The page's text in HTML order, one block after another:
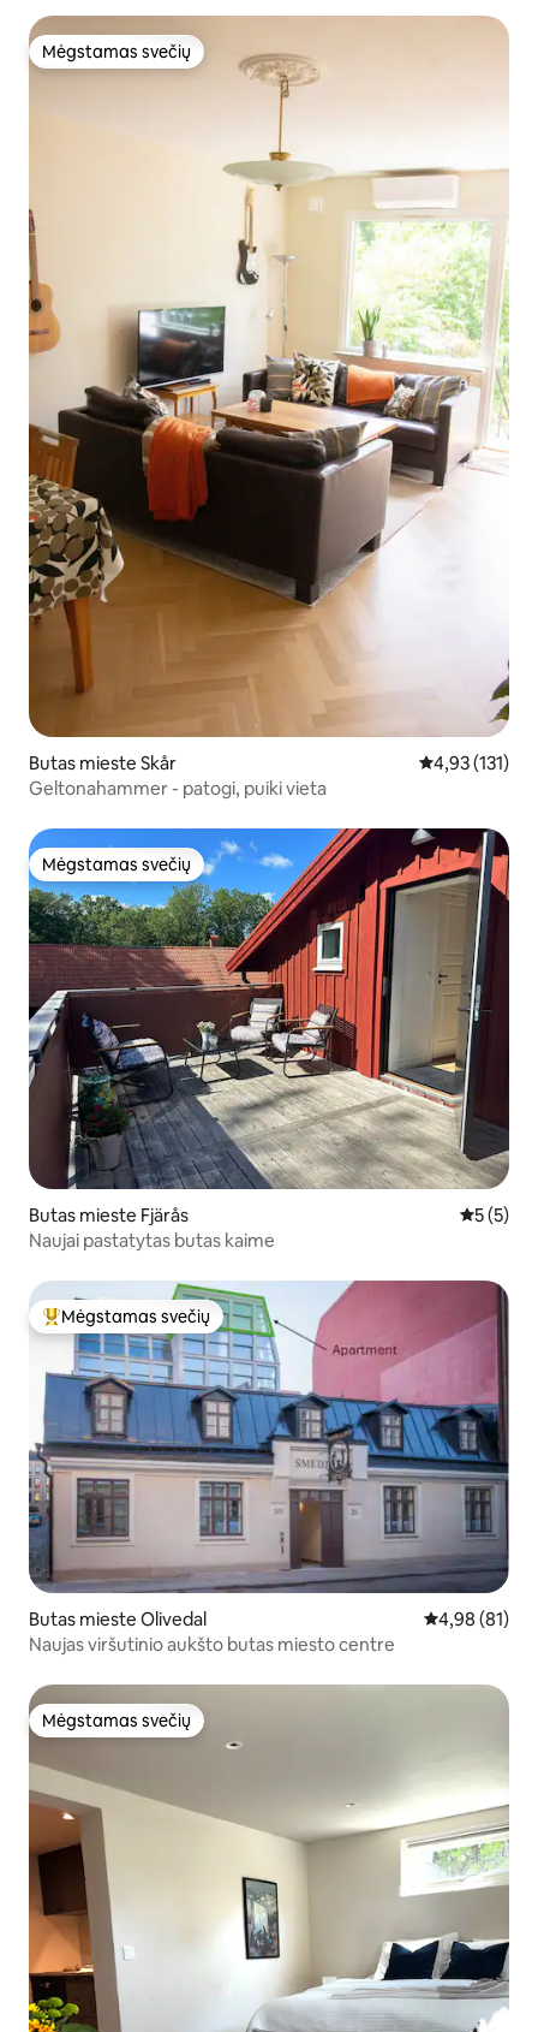
Mėgstamas svečių
Mėgstamas svečių
Butas mieste Skår Vidutinis
4,93 (131)
Geltonahammer - patogi, puiki vieta
Mėgstamas svečių
Mėgstamas svečių
Butas mieste Fjärås Vidutinis
5 (5)
Naujai pastatytas butas kaime
Svečių mėgstamiausias
Mėgstamas svečių
Butas mieste Olivedal Vidutinis
4,98 (81)
Naujas viršutinio aukšto butas miesto centre
Mėgstamas svečių
Mėgstamas svečių